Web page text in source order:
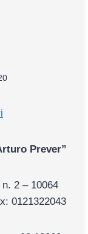
Prever”
2 – 10064
0121322043